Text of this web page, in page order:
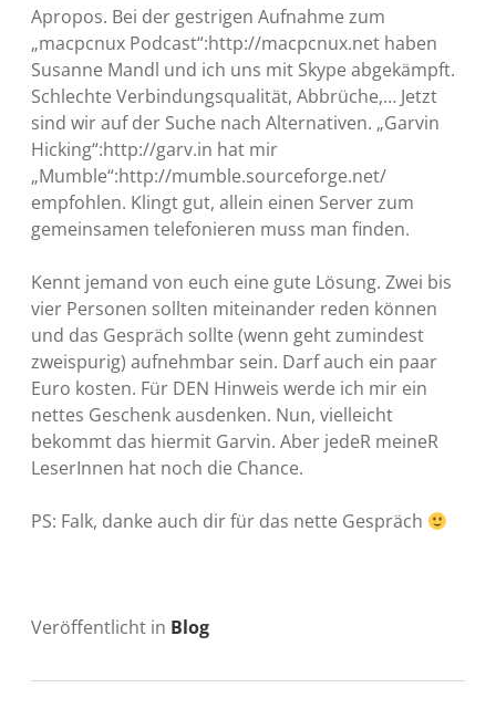
Apropos. Bei der gestrigen Aufnahme zum
„macpcnux Podcast“:http://macpcnux.net haben
Susanne Mandl und ich uns mit Skype abgekämpft.
Schlechte Verbindungsqualität, Abbrüche,… Jetzt
sind wir auf der Suche nach Alternativen. „Garvin
Hicking“:http://garv.in hat mir
„Mumble“:http://mumble.sourceforge.net/
empfohlen. Klingt gut, allein einen Server zum
gemeinsamen telefonieren muss man finden.
Kennt jemand von euch eine gute Lösung. Zwei bis
vier Personen sollten miteinander reden können
und das Gespräch sollte (wenn geht zumindest
zweispurig) aufnehmbar sein. Darf auch ein paar
Euro kosten. Für DEN Hinweis werde ich mir ein
nettes Geschenk ausdenken. Nun, vielleicht
bekommt das hiermit Garvin. Aber jedeR meineR
LeserInnen hat noch die Chance.
PS: Falk, danke auch dir für das nette Gespräch
Veröffentlicht in Blog